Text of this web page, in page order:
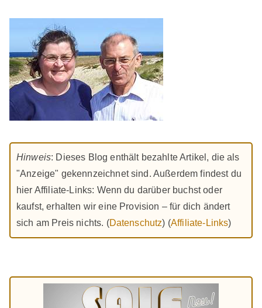
Hinweis: Dieses Blog enthält bezahlte Artikel, die als
"Anzeige" gekennzeichnet sind. Außerdem findest du
hier Affiliate-Links: Wenn du darüber buchst oder
kaufst, erhalten wir eine Provision – für dich ändert
sich am Preis nichts. (Datenschutz) (Affiliate-Links)